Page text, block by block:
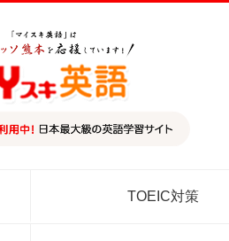
TOEIC対策